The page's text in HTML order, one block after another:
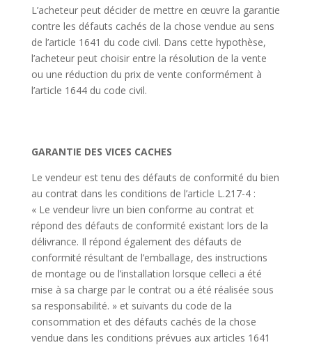
L’acheteur peut décider de mettre en œuvre la garantie
contre les défauts cachés de la chose vendue au sens
de l’article 1641 du code civil. Dans cette hypothèse,
l’acheteur peut choisir entre la résolution de la vente
ou une réduction du prix de vente conformément à
l’article 1644 du code civil.
GARANTIE DES VICES CACHES
Le vendeur est tenu des défauts de conformité du bien
au contrat dans les conditions de l’article L.217-4 :
« Le vendeur livre un bien conforme au contrat et
répond des défauts de conformité existant lors de la
délivrance. Il répond également des défauts de
conformité résultant de l’emballage, des instructions
de montage ou de l’installation lorsque celleci a été
mise à sa charge par le contrat ou a été réalisée sous
sa responsabilité. » et suivants du code de la
consommation et des défauts cachés de la chose
vendue dans les conditions prévues aux articles 1641